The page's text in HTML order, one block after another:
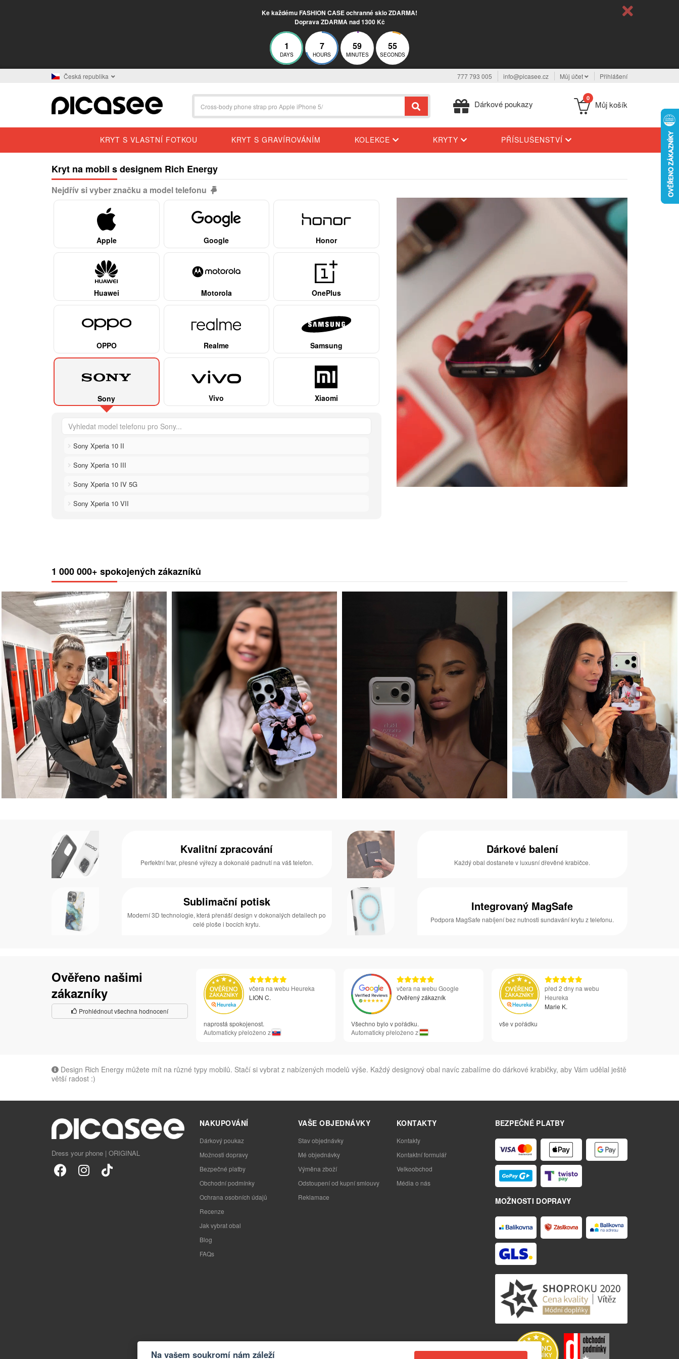
Ke každému FASHION CASE ochranné sklo ZDARMA!
Doprava ZDARMA nad 1300 Kč
1
DAYS
7
HOURS
59
MINUTES
54
SECONDS
Česká republika 777 793 005 info@picasee.cz Můj účet Přihlášení
Dárkové poukazy
0
Můj košík
KRYT S VLASTNÍ FOTKOU KRYT S GRAVÍROVÁNÍM KOLEKCE KRYTY PŘÍSLUŠENSTVÍ
Kryt na mobil s designem Rich Energy
Nejdřív si vyber značku a model telefonu
Apple Google Honor
Huawei Motorola OnePlus
OPPO Realme Samsung
Sony Vivo Xiaomi
Sony Xperia 10 II
Sony Xperia 10 III
Sony Xperia 10 IV 5G
Sony Xperia 10 VII
1 000 000+ spokojených zákazníků
Kvalitní zpracování
Perfektní tvar, přesné výřezy a dokonalé padnutí na váš telefon.
Dárkové balení
Každý obal dostanete v luxusní dřevěné krabičce.
Sublimační potisk
Moderní 3D technologie, která přenáší design v dokonalých detailech po
celé ploše i bocích krytu.
Integrovaný MagSafe
Podpora MagSafe nabíjení bez nutnosti sundavání krytu z telefonu.
Ověřeno našimi
zákazníky
Prohlédnout všechna hodnocení
včera na webu Heureka
LION C.
naprostá spokojenost.
Automaticky přeloženo z
včera na webu Google
Ověřený zákazník
Všechno bylo v pořádku.
Automaticky přeloženo z
před 2 dny na webu
Heureka
Marie K.
vše v pořádku
Design Rich Energy můžete mít na různé typy mobilů. Stačí si vybrat z nabízených modelů výše. Každý designový obal navíc zabalíme do dárkové krabičky, aby Vám udělal ještě
větší radost :)
Dress your phone | ORIGINAL
BEZPEČNÉ PLATBY
MOŽNOSTI DOPRAVY
NAKUPOVÁNÍ
Dárkový poukaz
Možnosti dopravy
Bezpečné platby
Obchodní podmínky
Ochrana osobních údajů
Recenze
Jak vybrat obal
Blog
FAQs
VAŠE OBJEDNÁVKY
Stav objednávky
Mé objednávky
Výměna zboží
Odstoupení od kupní smlouvy
Reklamace
KONTAKTY
Kontakty
Kontaktní formulář
Velkoobchod
Média o nás
Na vašem soukromí nám záleží